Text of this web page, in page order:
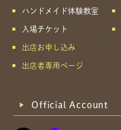
ハンドメイド体験教室
入場チケット
出店お申し込み
出店者専用ページ
Official Account